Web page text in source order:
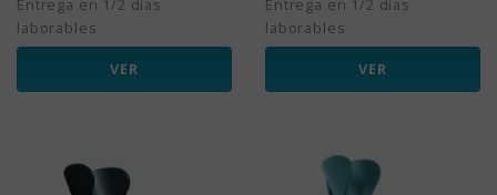
Entrega en 1/2 días
laborables
VER
Entrega en 1/2 días
laborables
VER